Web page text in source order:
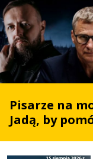
Pisarze na
Jadą, by